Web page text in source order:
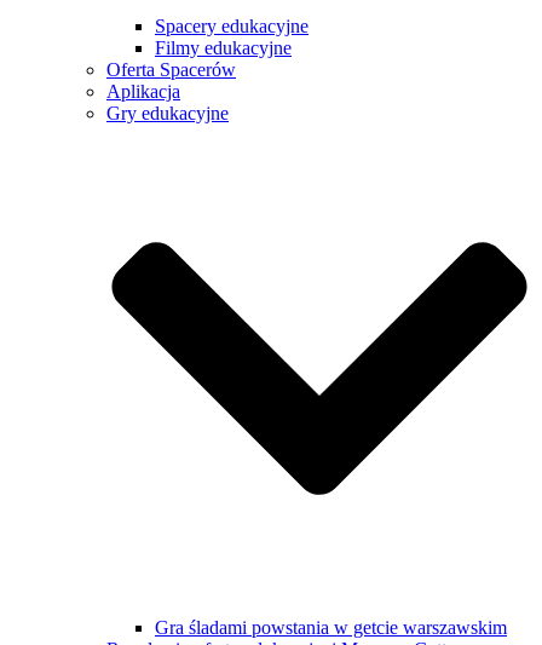
Spacery edukacyjne
Filmy edukacyjne
Oferta Spacerów
Aplikacja
Gry edukacyjne
Gra śladami powstania w getcie warszawskim